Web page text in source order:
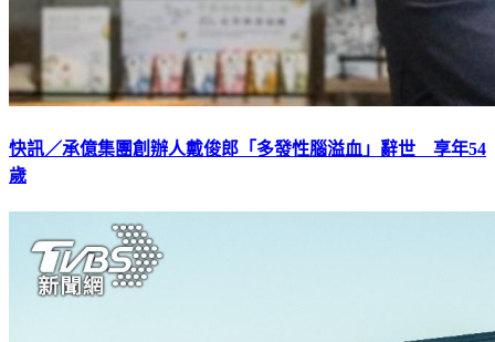
快訊／承億集團創辦人戴俊郎「多發性腦溢血」辭世 享年54
歲